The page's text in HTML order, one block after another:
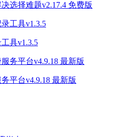
选择难题v2.17.4 免费版
具v1.3.5
平台v4.9.18 最新版